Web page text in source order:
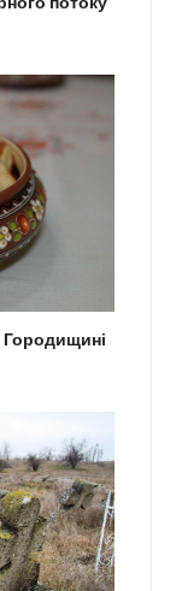
Городищині